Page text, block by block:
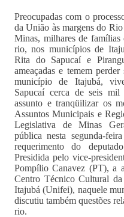
Preocupadas com o
da União às margens do
Minas, milhares de
rio, nos municípios de
Rita do Sapucaí e
ameaçadas e temem
município de Itajubá,
Sapucaí cerca de seis
assunto e tranqüilizar os
Assuntos Municipais e
Legislativa de Minas
pública nesta segunda-
requerimento do
Presidida pelo vice-
Pompílio Canavez (PT), a
Centro Técnico Cultural
Itajubá (Unifei), naquele
discutiu também questões
rio.